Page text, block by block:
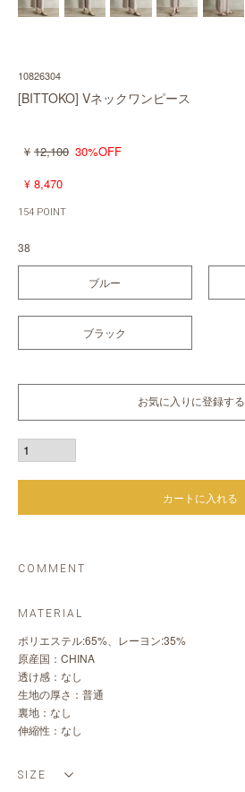
10826304
[BITTOKO] Vネックワンピース
¥ 12,100 30%OFF
¥ 8,470
154 POINT
38
ブルー
ブラック
お気に入りに登録する
カートに入れる
COMMENT
MATERIAL
ポリエステル:65%、レーヨン:35%
原産国：CHINA
透け感：なし
生地の厚さ：普通
裏地：なし
伸縮性：なし
SIZE